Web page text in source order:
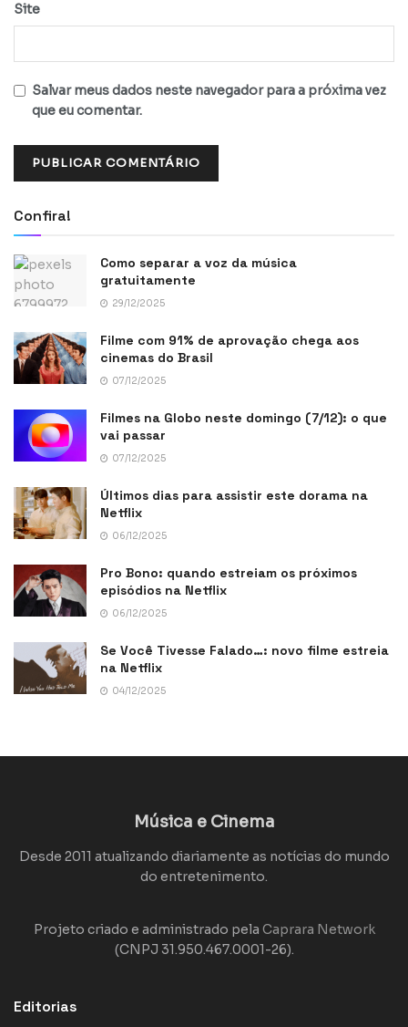
Site
Salvar meus dados neste navegador para a próxima vez
que eu comentar.
Confira!
Como separar a voz da música
gratuitamente
29/12/2025
Filme com 91% de aprovação chega aos
cinemas do Brasil
07/12/2025
Filmes na Globo neste domingo (7/12): o que
vai passar
07/12/2025
Últimos dias para assistir este dorama na
Netflix
06/12/2025
Pro Bono: quando estreiam os próximos
episódios na Netflix
06/12/2025
Se Você Tivesse Falado…: novo filme estreia
na Netflix
04/12/2025
Música e Cinema
Desde 2011 atualizando diariamente as notícias do mundo
do entretenimento.
Projeto criado e administrado pela Caprara Network
(CNPJ 31.950.467.0001-26).
Editorias